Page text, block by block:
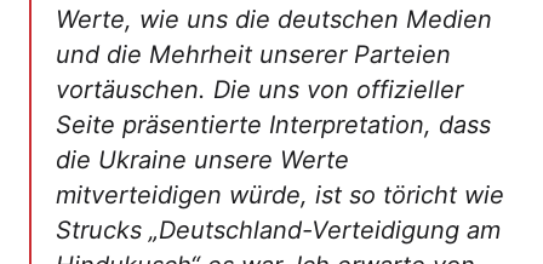
Werte, wie uns die deutschen Medien
und die Mehrheit unserer Parteien
vortäuschen. Die uns von offizieller
Seite präsentierte Interpretation, dass
die Ukraine unsere Werte
mitverteidigen würde, ist so töricht wie
Strucks „Deutschland-Verteidigung am